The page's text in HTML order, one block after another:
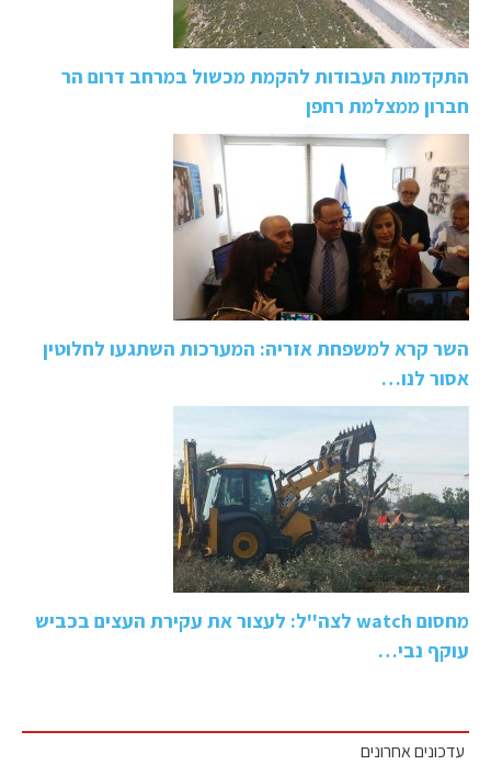
התקדמות העבודות להקמת מכשול במרחב דרום הר
חברון ממצלמת רחפן
השר קרא למשפחת אזריה: המערכות השתגעו לחלוטין
אסור לנו…
מחסום watch לצה''ל: לעצור את עקירת העצים בכביש
עוקף נבי…
עדכונים אחרונים